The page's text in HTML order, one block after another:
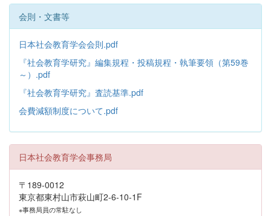
会則・文書等
日本社会教育学会会則.pdf
『社会教育学研究』編集規程・投稿規程・執筆要領（第59巻
～）.pdf
『社会教育学研究』査読基準.pdf
会費減額制度について.pdf
日本社会教育学会事務局
〒189-0012
東京都東村山市萩山町2-6-10-1F
※事務局員の常駐なし